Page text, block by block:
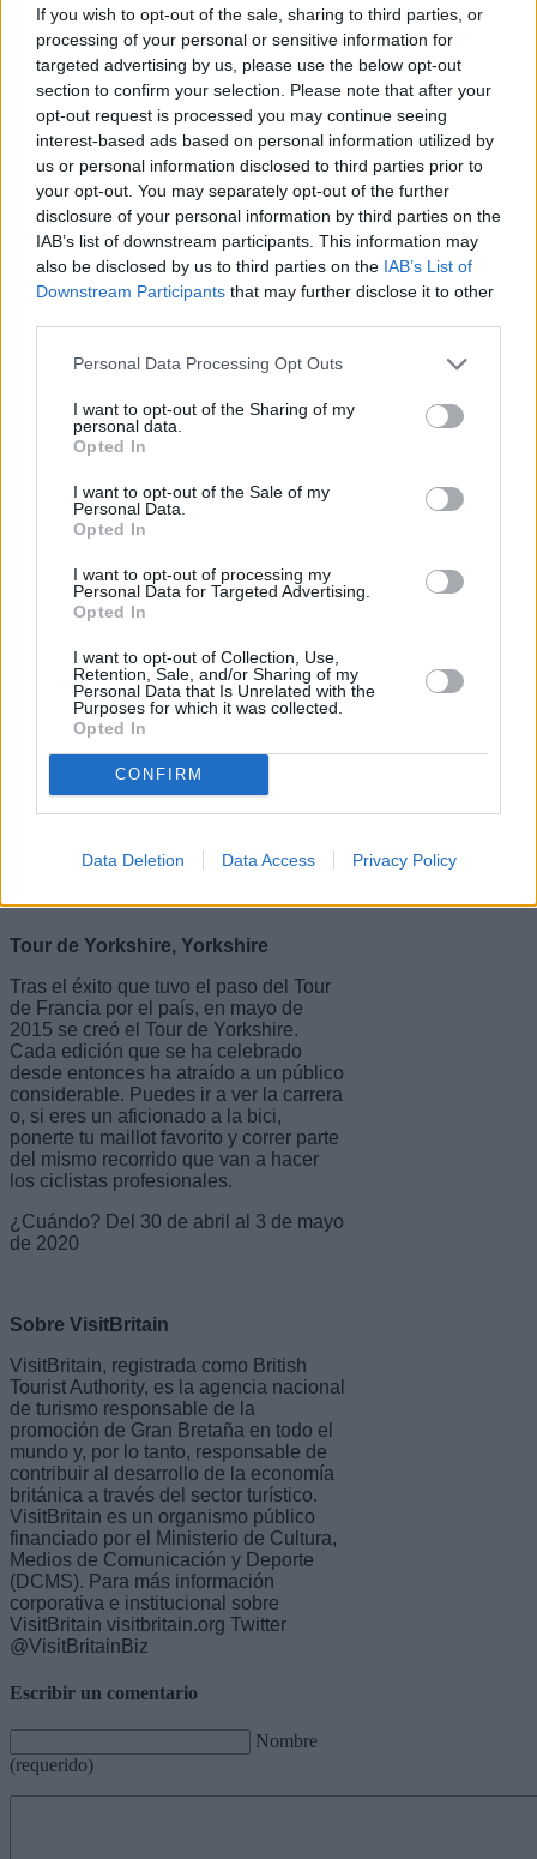
If you wish to opt-out of the sale, sharing to third parties, or
processing of your personal or sensitive information for
targeted advertising by us, please use the below opt-out
section to confirm your selection. Please note that after your
opt-out request is processed you may continue seeing
interest-based ads based on personal information utilized by
us or personal information disclosed to third parties prior to
your opt-out. You may separately opt-out of the further
disclosure of your personal information by third parties on the
IAB’s list of downstream participants. This information may
also be disclosed by us to third parties on the IAB’s List of
Downstream Participants that may further disclose it to other
Personal Data Processing Opt Outs
I want to opt-out of the Sharing of my
personal data.
Opted In
I want to opt-out of the Sale of my
Personal Data.
Opted In
I want to opt-out of processing my
Personal Data for Targeted Advertising.
Opted In
I want to opt-out of Collection, Use,
Retention, Sale, and/or Sharing of my
Personal Data that Is Unrelated with the
Purposes for which it was collected.
Opted In
CONFIRM
Data Deletion Data Access Privacy Policy
En otoño de 2020 Derby va a celebrar
la reapertura de la fábrica más antigua
del mundo, cuando la histórica fábrica
de seda Silk Mill pase a transformarse
en el Museum of Making. La intención
es dar a conocer los objetos que han
ido conformando el mundo moderno a
lo largo de los últimos tres siglos de
historia local. Una de las joyas que va
a acoger el nuevo centro será el motor
Eagle, que se usó en el primer vuelo
transatlántico hace más de un siglo.
¿Cuándo? Otoño de 2020
Eurocopa de la UEFA 2020, Wembley
Además de otros cuatro partidos, en
julio el estadio de Wembley va a
campeonato de fútbol más importante
de Europa, la Eurocopa 2020. Por
primera vez en su historia, el
campeonato va a celebrarse en más de
dos países y los encuentros de
Wembley van a atraer a futboleros de
Brent, declarado barrio londinense de
la cultura en 2020, el estadio también
recibirá otros eventos que van a
coincidir con el campeonato, entre
ellos, el UEFA Festival, una
celebración del arte, la cultura, la
música y el fútbol que va a inundar
toda la capital.
Tour de Yorkshire, Yorkshire
Tras el éxito que tuvo el paso del Tour
de Francia por el país, en mayo de
2015 se creó el Tour de Yorkshire.
Cada edición que se ha celebrado
desde entonces ha atraído a un público
considerable. Puedes ir a ver la carrera
o, si eres un aficionado a la bici,
ponerte tu maillot favorito y correr parte
del mismo recorrido que van a hacer
los ciclistas profesionales.
¿Cuándo? Del 30 de abril al 3 de mayo
de 2020
Sobre VisitBritain
VisitBritain, registrada como British
Tourist Authority, es la agencia nacional
de turismo responsable de la
promoción de Gran Bretaña en todo el
mundo y, por lo tanto, responsable de
contribuir al desarrollo de la economía
británica a través del sector turístico.
VisitBritain es un organismo público
financiado por el Ministerio de Cultura,
Medios de Comunicación y Deporte
(DCMS). Para más información
corporativa e institucional sobre
VisitBritain visitbritain.org Twitter
@VisitBritainBiz
Escribir un comentario
Nombre
(requerido)